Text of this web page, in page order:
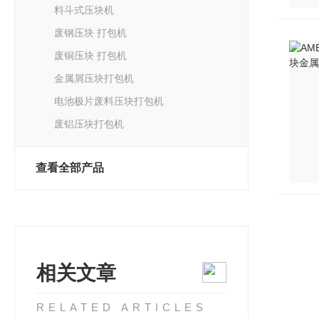
料斗式压块机
废钢压块 打包机
废铜压块 打包机
金属屑压块打包机
电池极片废料压块打包机
废铝压块打包机
查看全部产品
相关文章
RELATED ARTICLES